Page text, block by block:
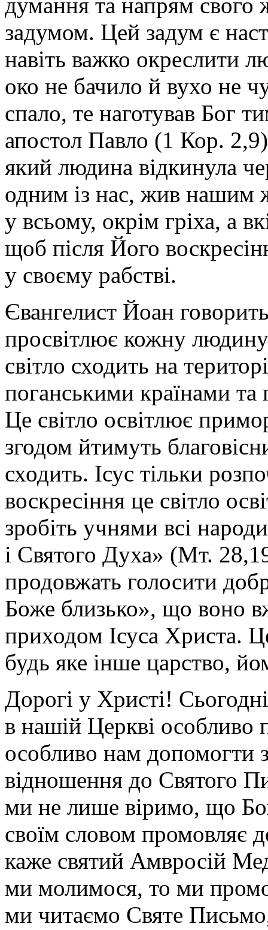
задумом. Цей задум є
навіть важко окреслити
око не бачило й вухо не
спало, те наготував Бог
апостол Павло (1 Кор.
який людина відкинула
одним із нас, жив нашим
у всьому, окрім гріха, а
щоб після Його
у своєму рабстві.
Євангелист Йоан
просвітлює кожну
світло сходить на
поганськими країнами
Це світло освітлює
згодом йтимуть
сходить. Ісус тільки
воскресіння це світло
зробіть учнями всі
і Святого Духа» (Мт.
продовжать голосити
Боже близько», що воно
приходом Ісуса Христа.
будь яке інше царство,
Дорогі у Христі!
в нашій Церкві особливо
особливо нам допомогти
відношення до Святого
ми не лише віримо, що
своїм словом промовляє
каже святий Амвросій
ми молимося, то ми
ми читаємо Святе